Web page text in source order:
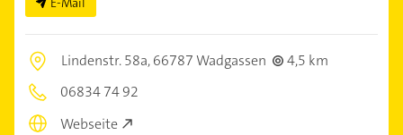
Lindenstr. 58a,66787 Wadgassen
4,5 km
06834 74 92
Webseite